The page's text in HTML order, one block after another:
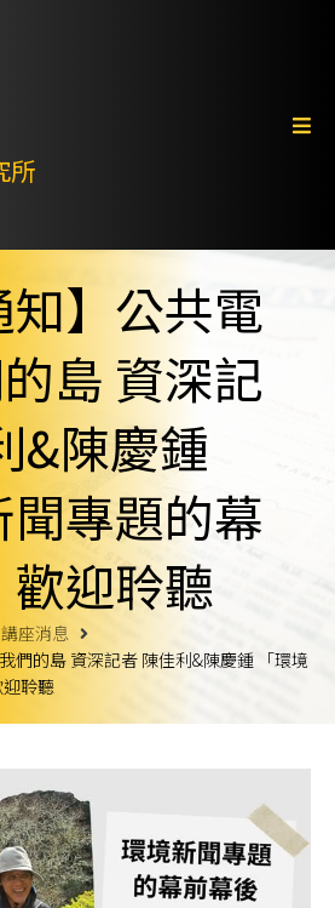
所
知】公共電
島 資深記
&陳慶鍾
聞專題的幕
迎聆聽
講座消息
們的島 資深記者 陳佳利&陳慶鍾 「環境
聆聽